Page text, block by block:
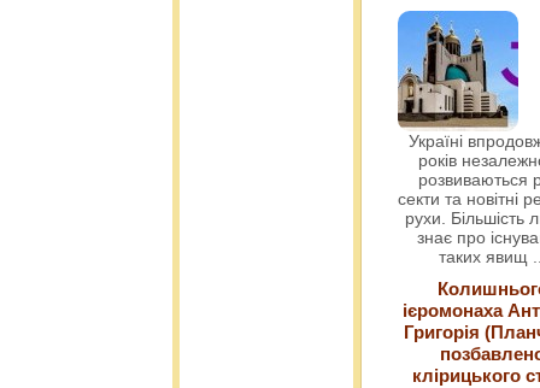
Україні
років
розвиваються
секти та новітні
рухи. Більшість
знає про
таких явищ
ієромонаха
Григорія
клірицького